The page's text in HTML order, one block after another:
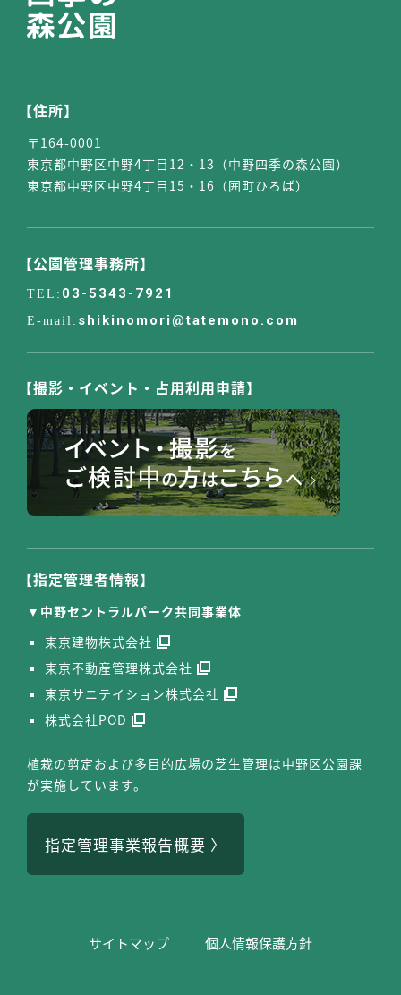
【住所】
〒164-0001
東京都中野区中野4丁目12・13（中野四季の森公園）
東京都中野区中野4丁目15・16（囲町ひろば）
【公園管理事務所】
03-5343-7921
shikinomori@tatemono.com
【撮影・イベント・占用利用申請】
【指定管理者情報】
中野セントラルパーク共同事業体
東京建物株式会社
東京不動産管理株式会社
東京サニテイション株式会社
株式会社POD
植栽の剪定および多目的広場の芝生管理は中野区公園課
が実施しています。
指定管理事業報告概要
サイトマップ 個⼈情報保護⽅針